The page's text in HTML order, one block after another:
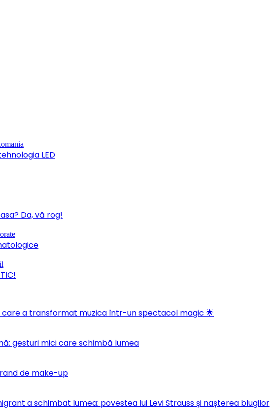
LED
Da, vă rog!
care a transformat muzica într-un spectacol magic 🌟
gesturi mici care schimbă lumea
de make-up
a schimbat lumea: povestea lui Levi Strauss și nașterea blugilor